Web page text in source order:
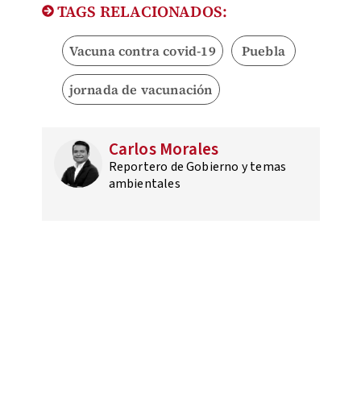
TAGS RELACIONADOS:
Vacuna contra covid-19 Puebla
jornada de vacunación
Carlos Morales
Reportero de Gobierno y temas
ambientales